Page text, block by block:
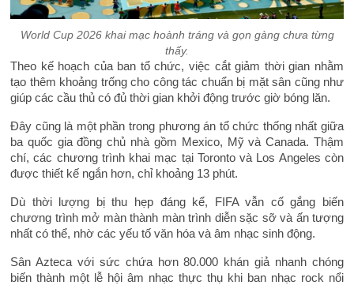
World Cup 2026 khai mạc hoành tráng và gọn gàng chưa từng
thấy.
Theo kế hoạch của ban tổ chức, việc cắt giảm thời gian nhằm
tạo thêm khoảng trống cho công tác chuẩn bị mặt sân cũng như
giúp các cầu thủ có đủ thời gian khởi động trước giờ bóng lăn.
Đây cũng là một phần trong phương án tổ chức thống nhất giữa
ba quốc gia đồng chủ nhà gồm Mexico, Mỹ và Canada. Thậm
chí, các chương trình khai mạc tại Toronto và Los Angeles còn
được thiết kế ngắn hơn, chỉ khoảng 13 phút.
Dù thời lượng bị thu hẹp đáng kể, FIFA vẫn cố gắng biến
chương trình mở màn thành màn trình diễn sặc sỡ và ấn tượng
nhất có thể, nhờ các yếu tố văn hóa và âm nhạc sinh động.
Sân Azteca với sức chứa hơn 80.000 khán giả nhanh chóng
biến thành một lễ hội âm nhạc thực thụ khi ban nhạc rock nổi